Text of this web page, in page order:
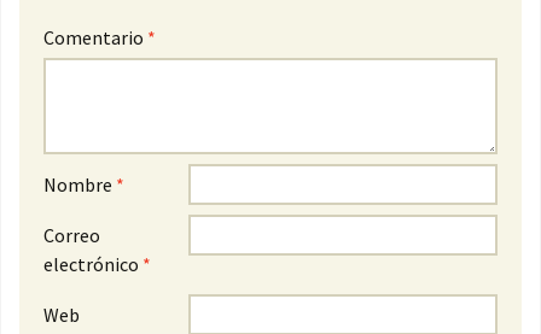
Comentario *
Nombre *
Correo
electrónico *
Web